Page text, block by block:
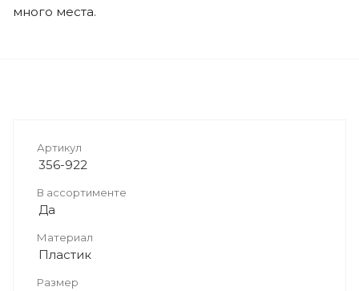
много места.
Артикул
356-922
В ассортименте
Да
Материал
Пластик
Размер